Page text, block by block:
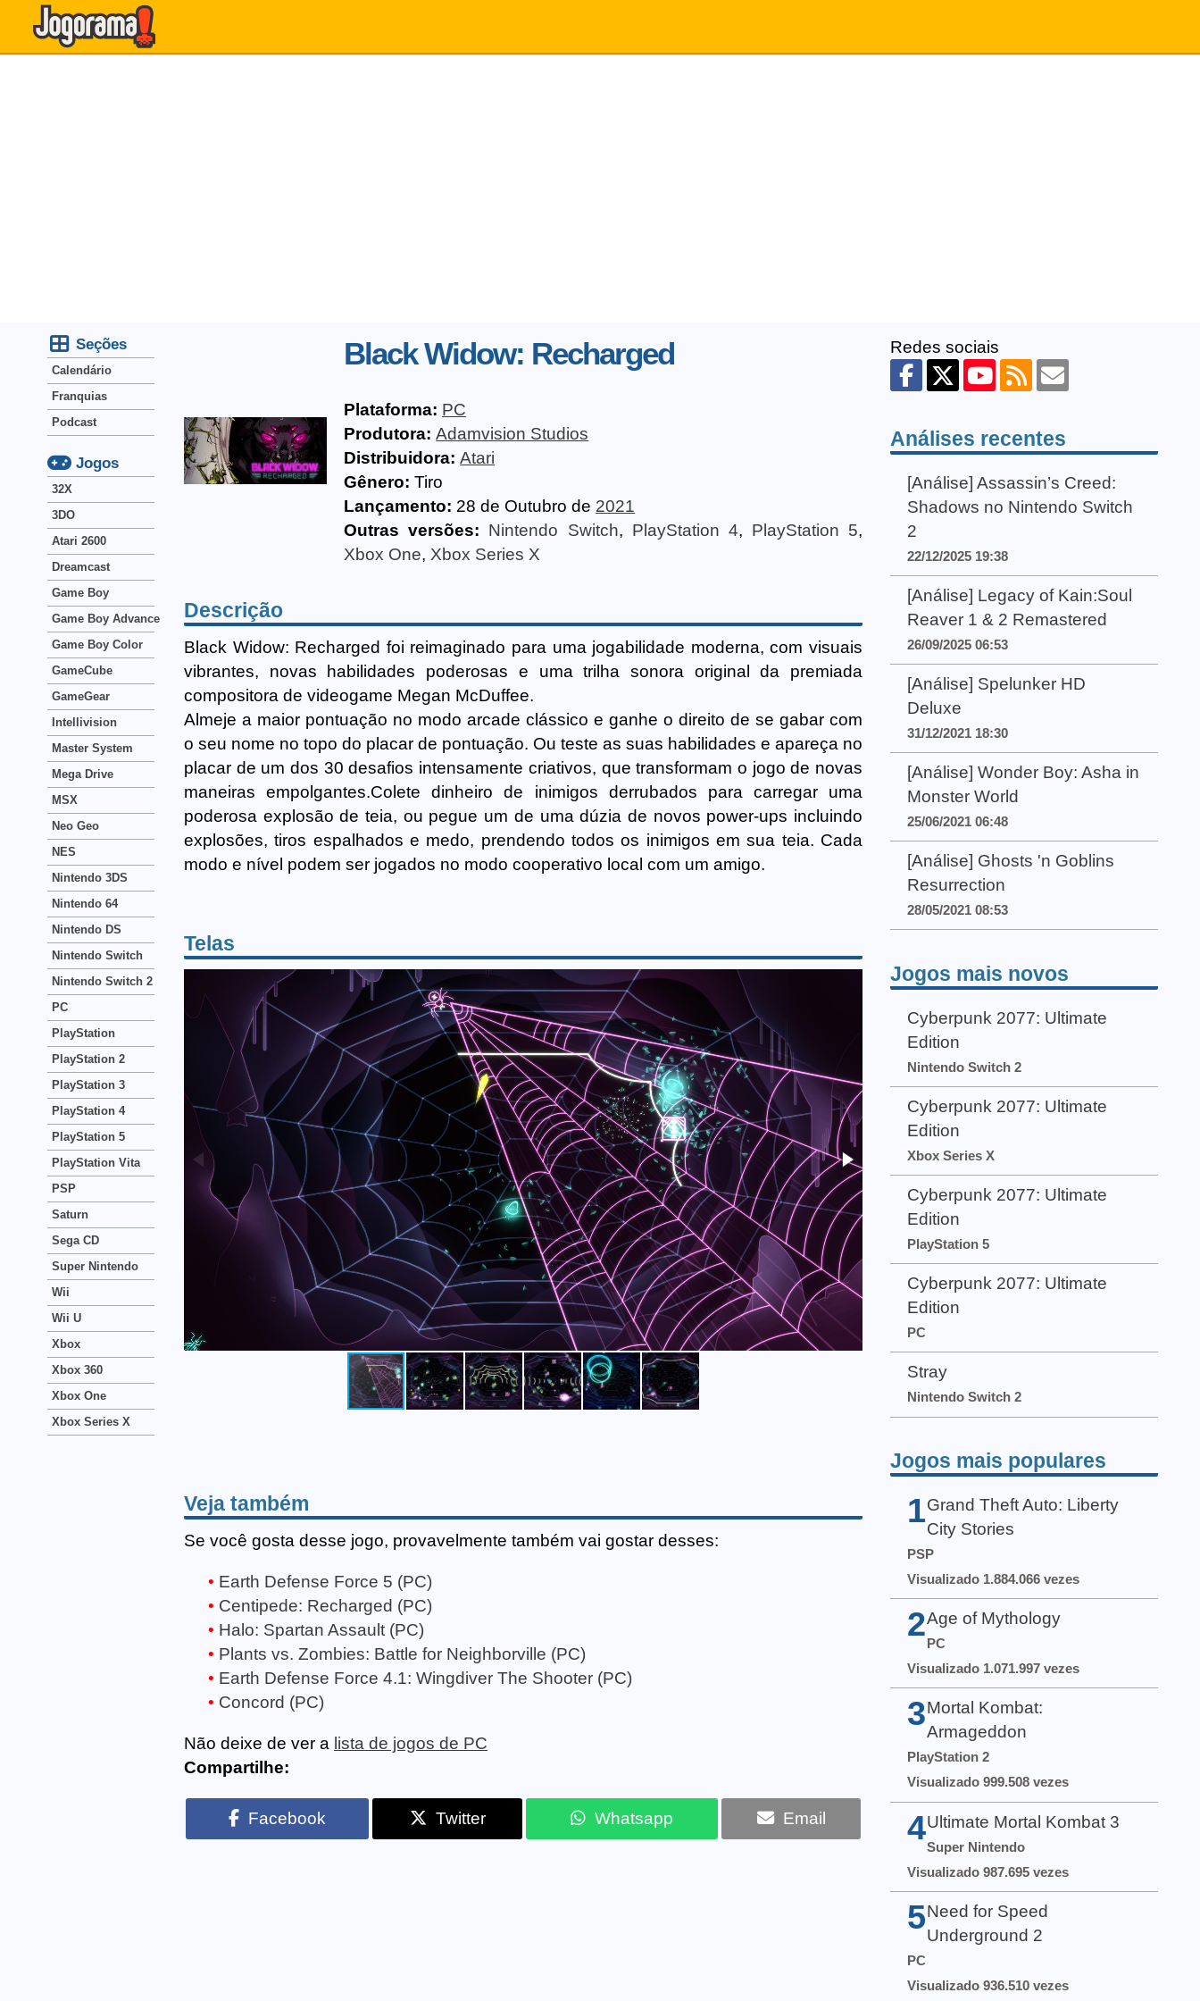
Black Widow: Recharged
Plataforma: PC
Produtora: Adamvision Studios
Distribuidora: Atari
Gênero: Tiro
Lançamento: 28 de Outubro de 2021
Outras versões: Nintendo Switch, PlayStation 4, PlayStation 5,
Xbox One, Xbox Series X
Descrição
Black Widow: Recharged foi reimaginado para uma jogabilidade moderna, com visuais
vibrantes, novas habilidades poderosas e uma trilha sonora original da premiada
compositora de videogame Megan McDuffee.
Almeje a maior pontuação no modo arcade clássico e ganhe o direito de se gabar com
o seu nome no topo do placar de pontuação. Ou teste as suas habilidades e apareça no
placar de um dos 30 desafios intensamente criativos, que transformam o jogo de novas
maneiras empolgantes.Colete dinheiro de inimigos derrubados para carregar uma
poderosa explosão de teia, ou pegue um de uma dúzia de novos power-ups incluindo
explosões, tiros espalhados e medo, prendendo todos os inimigos em sua teia. Cada
modo e nível podem ser jogados no modo cooperativo local com um amigo.
Telas
Veja também
Se você gosta desse jogo, provavelmente também vai gostar desses:
Earth Defense Force 5 (PC)
Centipede: Recharged (PC)
Halo: Spartan Assault (PC)
Plants vs. Zombies: Battle for Neighborville (PC)
Earth Defense Force 4.1: Wingdiver The Shooter (PC)
Concord (PC)
Não deixe de ver a lista de jogos de PC
Compartilhe:
Facebook Twitter Whatsapp Email
Seções
Calendário
Franquias
Podcast
Jogos
32X
3DO
Atari 2600
Dreamcast
Game Boy
Game Boy Advance
Game Boy Color
GameCube
GameGear
Intellivision
Master System
Mega Drive
MSX
Neo Geo
NES
Nintendo 3DS
Nintendo 64
Nintendo DS
Nintendo Switch
Nintendo Switch 2
PC
PlayStation
PlayStation 2
PlayStation 3
PlayStation 4
PlayStation 5
PlayStation Vita
PSP
Saturn
Sega CD
Super Nintendo
Wii
Wii U
Xbox
Xbox 360
Xbox One
Xbox Series X
Redes sociais
Análises recentes
[Análise] Assassin’s Creed:
Shadows no Nintendo Switch
2
22/12/2025 19:38
[Análise] Legacy of Kain:Soul
Reaver 1 & 2 Remastered
26/09/2025 06:53
[Análise] Spelunker HD
Deluxe
31/12/2021 18:30
[Análise] Wonder Boy: Asha in
Monster World
25/06/2021 06:48
[Análise] Ghosts 'n Goblins
Resurrection
28/05/2021 08:53
Jogos mais novos
Cyberpunk 2077: Ultimate
Edition
Nintendo Switch 2
Cyberpunk 2077: Ultimate
Edition
Xbox Series X
Cyberpunk 2077: Ultimate
Edition
PlayStation 5
Cyberpunk 2077: Ultimate
Edition
PC
Stray
Nintendo Switch 2
Jogos mais populares
1 Grand Theft Auto: Liberty
City Stories
PSP
Visualizado 1.884.066 vezes
2Age of Mythology
PC
Visualizado 1.071.997 vezes
3 Mortal Kombat:
Armageddon
PlayStation 2
Visualizado 999.508 vezes
4 Ultimate Mortal Kombat 3
Super Nintendo
Visualizado 987.695 vezes
5 Need for Speed
Underground 2
PC
Visualizado 936.510 vezes